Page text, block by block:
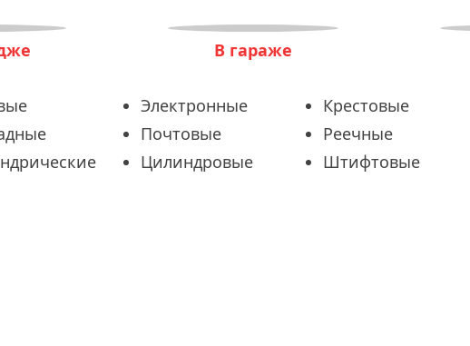
В гараже
Электронные Крестовые
Почтовые Реечные
Цилиндровые Штифтовые